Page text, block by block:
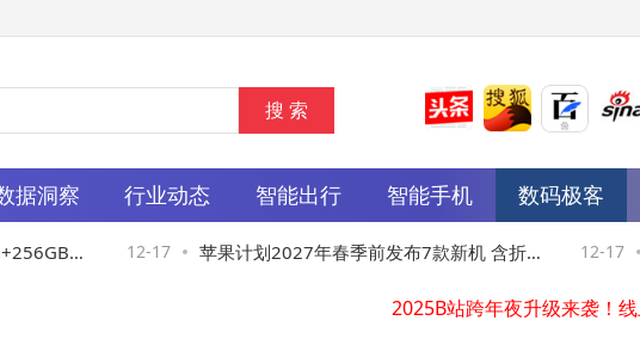
据洞察 行业动态 智能出行 智能手机 数码极客
仅2 12-17 苹果计划2027年春季前发布7款新机 含折叠 12-17
ChatGPT 5.2：以技术突破
2025B站跨年夜升级来袭！